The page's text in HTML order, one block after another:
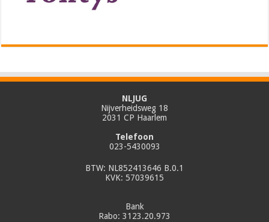
NLJUG
Nijverheidsweg 18
2031 CP Haarlem
Telefoon
023-5430093
BTW: NL852413646 B.0.1
KVK: 57039615
Bank
Rabo: 3123.20.973